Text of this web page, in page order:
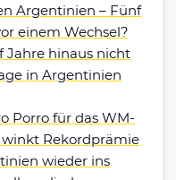
Argentinien – Fünf
einem Wechsel?
Jahre hinaus nicht
in Argentinien
Porro für das WM-
Rekordprämie
wieder ins